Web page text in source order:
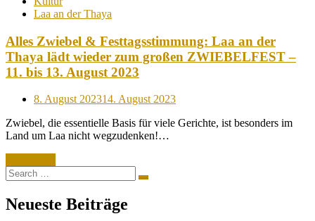
Laa an der Thaya
Alles Zwiebel & Festtagsstimmung: Laa an der
Thaya lädt wieder zum großen ZWIEBELFEST –
11. bis 13. August 2023
Posted
8. August 202314. August 2023
Zwiebel, die essentielle Basis für viele Gerichte, ist besonders im
Land um Laa nicht wegzudenken!…
Search
for:
Search
Neueste Beiträge